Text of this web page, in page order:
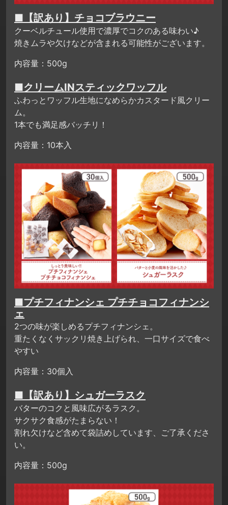
■【訳あり】チョコブラウニー
クーベルチュール使用で濃厚でコクのある味わい♪
焼きムラや欠けなどが含まれる可能性がございます。
内容量：500g
■クリームINスティックワッフル
ふわっとワッフル生地になめらかカスタード風クリー
ム。
1本でも満足感バッチリ！
内容量：10本入
■プチフィナンシェ プチチョコフィナンシ
ェ
2つの味が楽しめるプチフィナンシェ。
重たくなくサックリ焼き上げられ、一口サイズで食べ
やすい
内容量：30個入
■【訳あり】シュガーラスク
バターのコクと風味広がるラスク。
サクサク食感がたまらない！
割れ欠けなど含めて袋詰めしています、ご了承くださ
い。
内容量：500g